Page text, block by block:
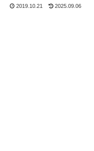
2019.10.21 2025.09.06